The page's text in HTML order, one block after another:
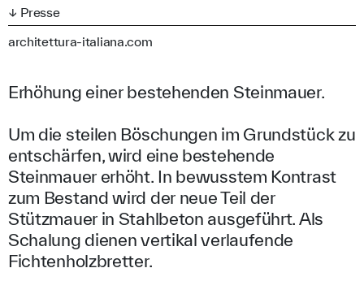
↓ Presse
architettura-italiana.com
Erhöhung einer bestehenden Steinmauer.
Um die steilen Böschungen im Grundstück zu
entschärfen, wird eine bestehende
Steinmauer erhöht. In bewusstem Kontrast
zum Bestand wird der neue Teil der
Stützmauer in Stahlbeton ausgeführt. Als
Schalung dienen vertikal verlaufende
Fichtenholzbretter.